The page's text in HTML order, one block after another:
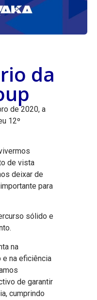
da
de 2020, a
12º
de vista
deixar de
para
sólido e
na
e na eficiência
de garantir
cumprindo